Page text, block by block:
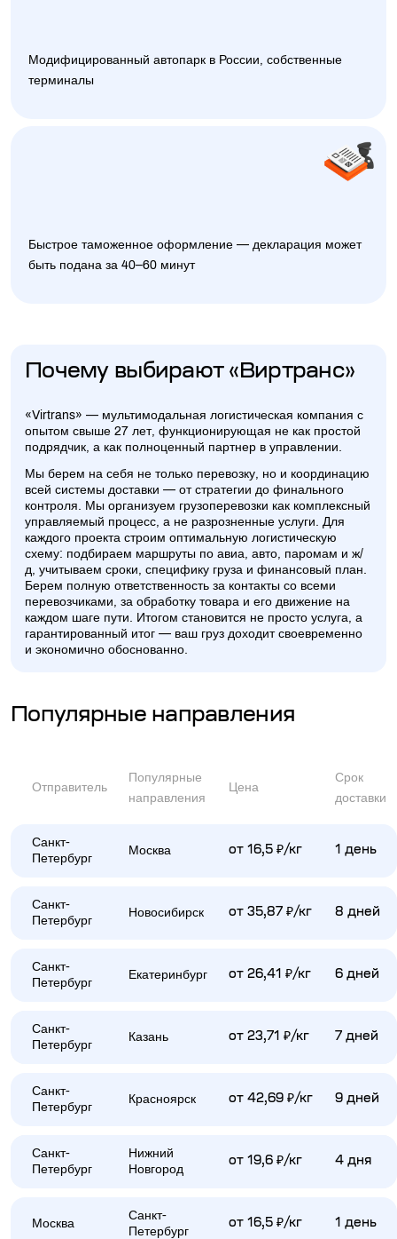
Модифицированный автопарк в России, собственные
терминалы
Быстрое таможенное оформление — декларация может
быть подана за 40–60 минут
Почему выбирают «Виртранс»
«Virtrans» — мультимодальная логистическая компания с
опытом свыше 27 лет, функционирующая не как простой
подрядчик, а как полноценный партнер в управлении.
Мы берем на себя не только перевозку, но и координацию
всей системы доставки — от стратегии до финального
контроля. Мы организуем грузоперевозки как комплексный
управляемый процесс, а не разрозненные услуги. Для
каждого проекта строим оптимальную логистическую
схему: подбираем маршруты по авиа, авто, паромам и ж/
д, учитываем сроки, специфику груза и финансовый план.
Берем полную ответственность за контакты со всеми
перевозчиками, за обработку товара и его движение на
каждом шаге пути. Итогом становится не просто услуга, а
гарантированный итог — ваш груз доходит своевременно
и экономично обоснованно.
Популярные направления
Отправитель
Популярные
направления
Цена
Срок
доставки
Санкт-
Петербург
Москва от 16,5 ₽/кг 1 день
Санкт-
Петербург
Новосибирск от 35,87 ₽/кг 8 дней
Санкт-
Петербург
Екатеринбург от 26,41 ₽/кг 6 дней
Санкт-
Петербург
Казань от 23,71 ₽/кг 7 дней
Санкт-
Петербург
Красноярск от 42,69 ₽/кг 9 дней
Санкт-
Петербург
Нижний
Новгород
от 19,6 ₽/кг 4 дня
Москва
Санкт-
Петербург
от 16,5 ₽/кг 1 день